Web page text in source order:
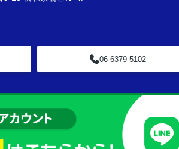
06-6379-5102